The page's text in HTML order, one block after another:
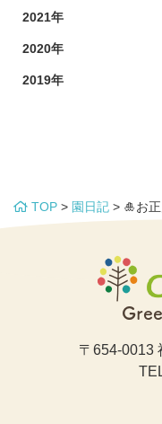
2021年
2020年
2019年
TOP > 園日記 > 🎍お
〒654-0013